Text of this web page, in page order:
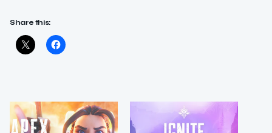
Share this: